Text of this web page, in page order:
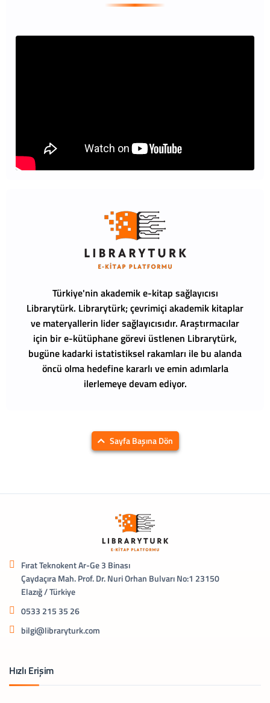
Türkiye'nin akademik e-kitap sağlayıcısı
Librarytürk. Librarytürk; çevrimiçi akademik kitaplar
ve materyallerin lider sağlayıcısıdır. Araştırmacılar
için bir e-kütüphane görevi üstlenen Librarytürk,
bugüne kadarki istatistiksel rakamları ile bu alanda
öncü olma hedefine kararlı ve emin adımlarla
ilerlemeye devam ediyor.
Sayfa Başına Dön
Fırat Teknokent Ar-Ge 3 Binası
Çaydaçıra Mah. Prof. Dr. Nuri Orhan Bulvarı No:1 23150
Elazığ / Türkiye
0533 215 35 26
bilgi@libraryturk.com
Hızlı Erişim